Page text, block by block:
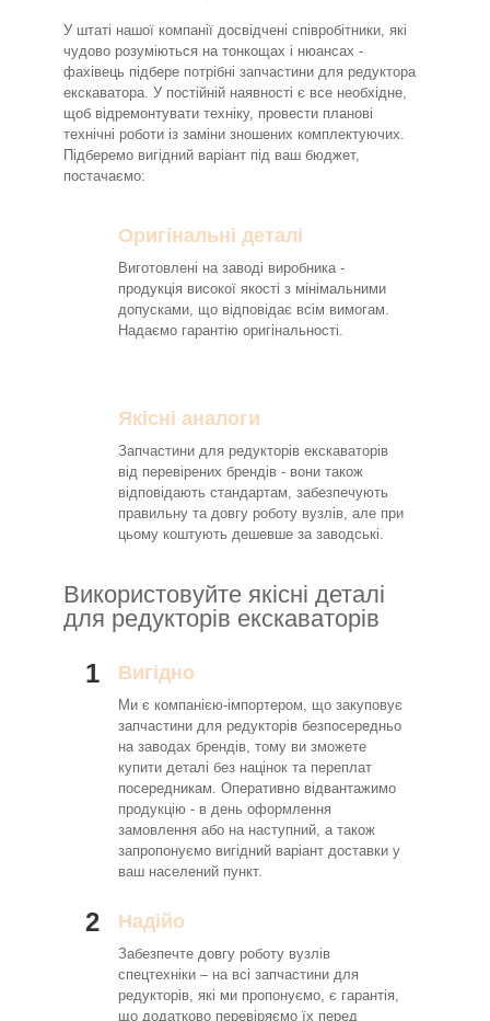
У штаті нашої компанії досвідчені співробітники, які
чудово розуміються на тонкощах і нюансах -
фахівець підбере потрібні запчастини для редуктора
екскаватора. У постійній наявності є все необхідне,
щоб відремонтувати техніку, провести планові
технічні роботи із заміни зношених комплектуючих.
Підберемо вигідний варіант під ваш бюджет,
постачаємо:
Оригінальні деталі
Виготовлені на заводі виробника -
продукція високої якості з мінімальними
допусками, що відповідає всім вимогам.
Надаємо гарантію оригінальності.
Якісні аналоги
Запчастини для редукторів екскаваторів
від перевірених брендів - вони також
відповідають стандартам, забезпечують
правильну та довгу роботу вузлів, але при
цьому коштують дешевше за заводські.
Використовуйте якісні деталі
для редукторів екскаваторів
1 Вигідно
Ми є компанією-імпортером, що закуповує
запчастини для редукторів безпосередньо
на заводах брендів, тому ви зможете
купити деталі без націнок та переплат
посередникам. Оперативно відвантажимо
продукцію - в день оформлення
замовлення або на наступний, а також
запропонуємо вигідний варіант доставки у
ваш населений пункт.
2 Надійо
Забезпечте довгу роботу вузлів
спецтехніки – на всі запчастини для
редукторів, які ми пропонуємо, є гарантія,
що додатково перевіряємо їх перед